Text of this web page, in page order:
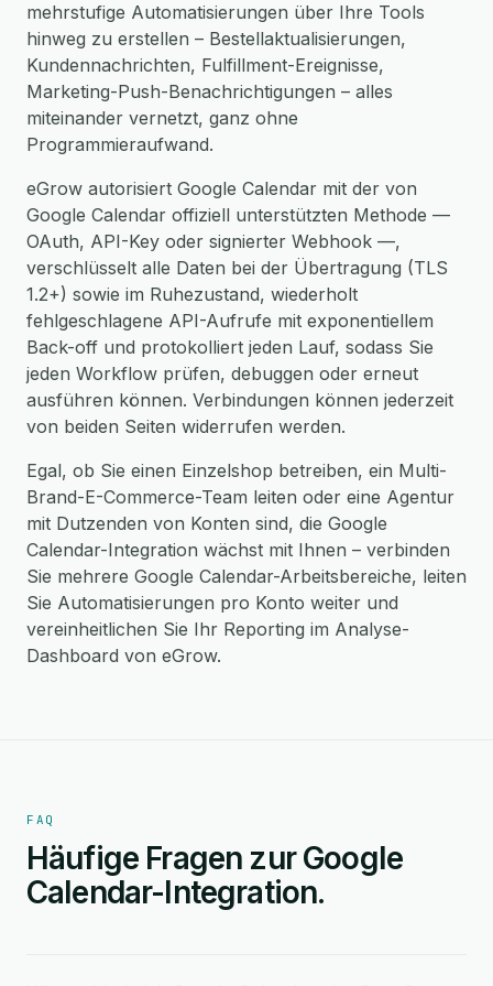
mehrstufige Automatisierungen über Ihre Tools
hinweg zu erstellen – Bestellaktualisierungen,
Kundennachrichten, Fulfillment-Ereignisse,
Marketing-Push-Benachrichtigungen – alles
miteinander vernetzt, ganz ohne
Programmieraufwand.
eGrow autorisiert Google Calendar mit der von
Google Calendar offiziell unterstützten Methode —
OAuth, API-Key oder signierter Webhook —,
verschlüsselt alle Daten bei der Übertragung (TLS
1.2+) sowie im Ruhezustand, wiederholt
fehlgeschlagene API-Aufrufe mit exponentiellem
Back-off und protokolliert jeden Lauf, sodass Sie
jeden Workflow prüfen, debuggen oder erneut
ausführen können. Verbindungen können jederzeit
von beiden Seiten widerrufen werden.
Egal, ob Sie einen Einzelshop betreiben, ein Multi-
Brand-E-Commerce-Team leiten oder eine Agentur
mit Dutzenden von Konten sind, die Google
Calendar-Integration wächst mit Ihnen – verbinden
Sie mehrere Google Calendar-Arbeitsbereiche, leiten
Sie Automatisierungen pro Konto weiter und
vereinheitlichen Sie Ihr Reporting im Analyse-
Dashboard von eGrow.
FAQ
Häufige Fragen zur Google
Calendar-Integration.